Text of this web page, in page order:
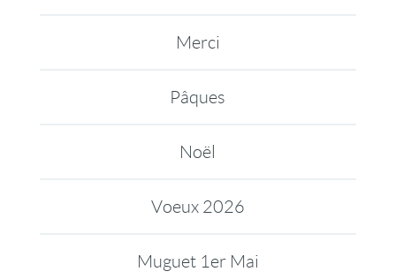
Merci
Pâques
Noël
Voeux 2026
Muguet 1er Mai